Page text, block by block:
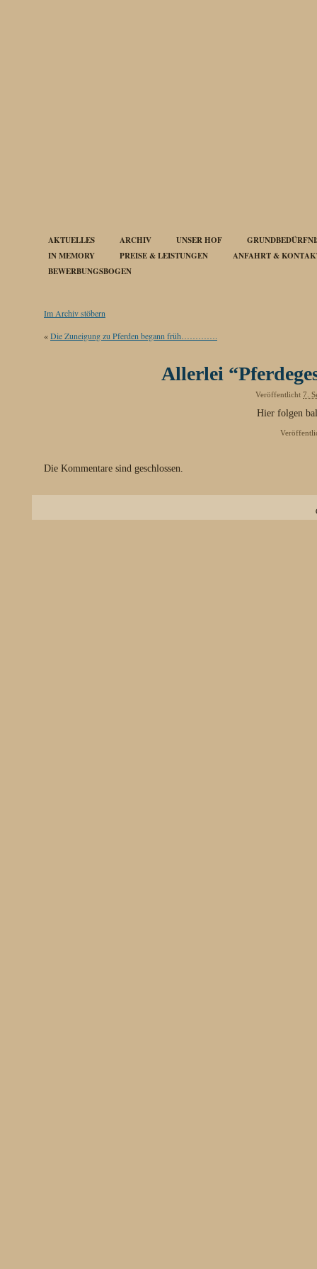
AKTUELLES ARCHIV UNSER HOF
IN MEMORY
PREISE & LEISTUNGEN
ANFAHRT &
BEWERBUNGSBOGEN
Im Archiv stöbern
«Die Zuneigung zu Pferden begann früh………….
Allerlei
Veröffentlicht 7.
Hier folgen
Die Kommentare sind geschlossen.